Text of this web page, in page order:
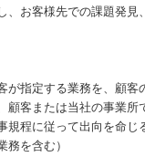
、お客様先での課題発見
が指定する業務を、顧客
顧客または当社の事業所
規程に従って出向を命じ
務を含む）